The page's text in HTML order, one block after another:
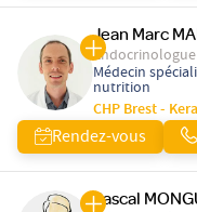
Jean Marc
Endocrinologue
Médecin
nutrition
CHP Brest -
Rendez-vous
Pascal